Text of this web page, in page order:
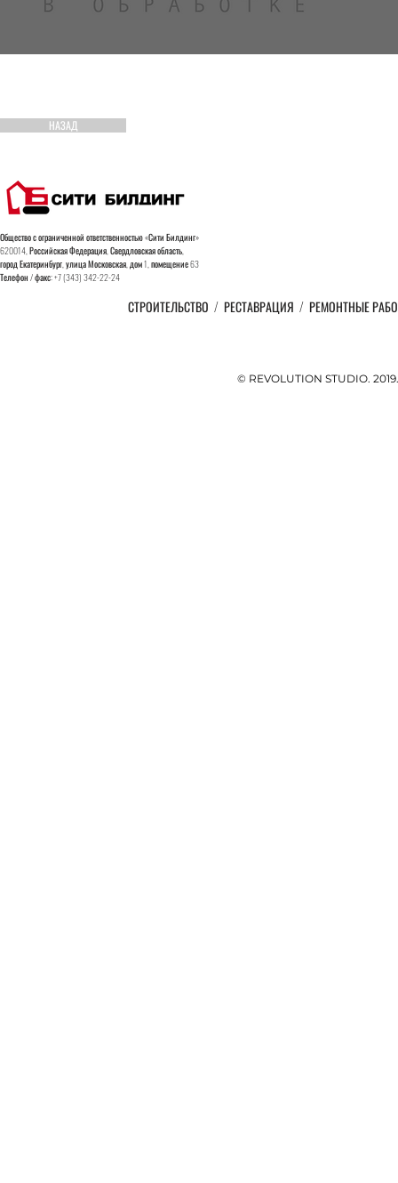
НАЗАД
Общество с ограниченной ответственностью «Сити Билдинг»
620014, Российская Федерация, Свердловская область,
городЕкатеринбург, улица Московская, дом 1, помещение 63
Телефон / факс: +7 (343) 342-22-24
СТРОИТЕЛЬСТВО / РЕСТАВРАЦИЯ /РЕМОНТНЫЕ
© REVOLUTION STUDIO.